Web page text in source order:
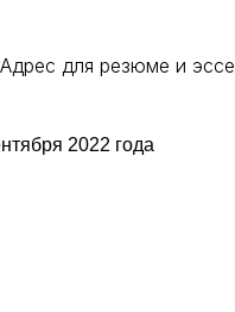
для резюме и эссе
2022 года